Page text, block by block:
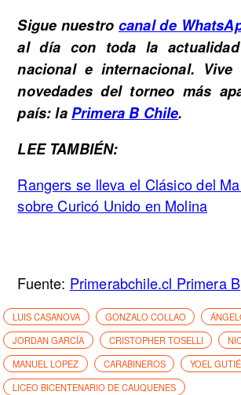
Sigue nuestro canal de
al día con toda la
nacional e internacional.
novedades del torneo más
país: laPrimera B Chile.
LEE TAMBIÉN:
Rangers se lleva el Clásico del
sobre Curicó Unido en Molina
Fuente: Primerabchile.cl Primera B
LUIS CASANOVA GONZALO COLLAO
JORDAN GARCÍA
CRISTOPHER TOSELLI
MANUEL LOPEZ
CARABINEROS
YOEL
LICEO BICENTENARIO DE CAUQUENES